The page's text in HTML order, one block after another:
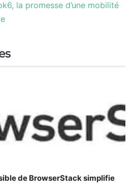
la promesse d’une mobilité
de BrowserStack simplifie